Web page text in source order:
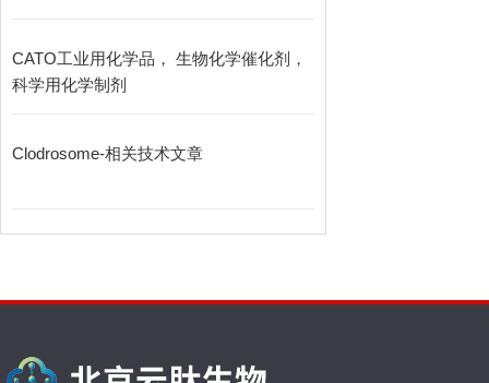
CATO工业用化学品， 生物化学催化剂，
科学用化学制剂
Clodrosome-相关技术文章